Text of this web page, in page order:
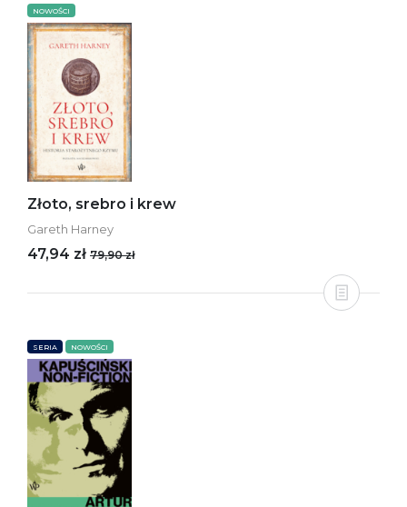
NOWOŚCI
Złoto, srebro i krew
Gareth Harney
47,94 zł 79,90 zł
SERIA NOWOŚCI